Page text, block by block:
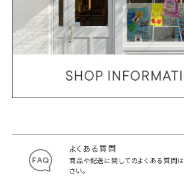
よくある質問
商品や配送に関してのよくある質問は
さい。